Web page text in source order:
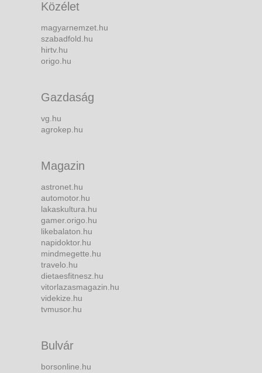
Közélet
magyarnemzet.hu
szabadfold.hu
hirtv.hu
origo.hu
Gazdaság
vg.hu
agrokep.hu
Magazin
astronet.hu
automotor.hu
lakaskultura.hu
gamer.origo.hu
likebalaton.hu
napidoktor.hu
mindmegette.hu
travelo.hu
dietaesfitnesz.hu
vitorlazasmagazin.hu
videkize.hu
tvmusor.hu
Bulvár
borsonline.hu